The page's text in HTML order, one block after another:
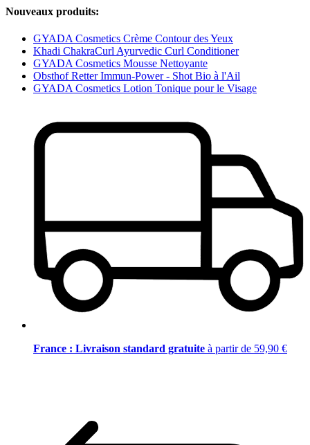
Nouveaux produits:
GYADA Cosmetics Crème Contour des Yeux
Khadi ChakraCurl Ayurvedic Curl Conditioner
GYADA Cosmetics Mousse Nettoyante
Obsthof Retter Immun-Power - Shot Bio à l'Ail
GYADA Cosmetics Lotion Tonique pour le Visage
France : Livraison standard gratuite à partir de 59,90 €